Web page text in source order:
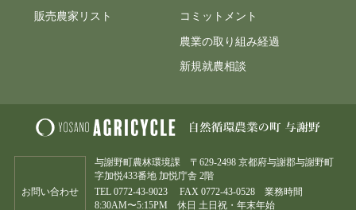
販売農家リスト
コミットメント
農業の取り組み経過
新規就農相談
お問い合わせ
与謝野町農林環境課 〒629-2498 京都府与謝郡与謝野町
字加悦433番地 加悦庁舎 2階
TEL0772-43-9023 FAX 0772-43-0528 業務時間
8:30AM〜5:15PM 休日 土日祝・年末年始